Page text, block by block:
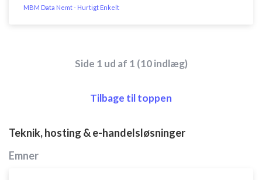
MBM Data Nemt - Hurtigt Enkelt
Side 1 ud af 1 (10 indlæg)
Tilbage til toppen
Teknik, hosting & e-handelsløsninger
Emner